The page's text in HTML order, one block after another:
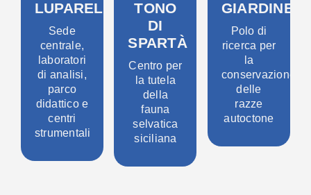
LUPARELLO
Sede
centrale,
laboratori
di analisi,
parco
didattico e
centri
strumentali
TONO
DI
SPARTÀ
Centro per
la tutela
della
fauna
selvatica
siciliana
Polo di
ricerca per
la
conservazione
delle
razze
autoctone